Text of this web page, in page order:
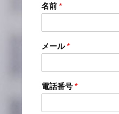
名前 *
メール*
電話番号 *